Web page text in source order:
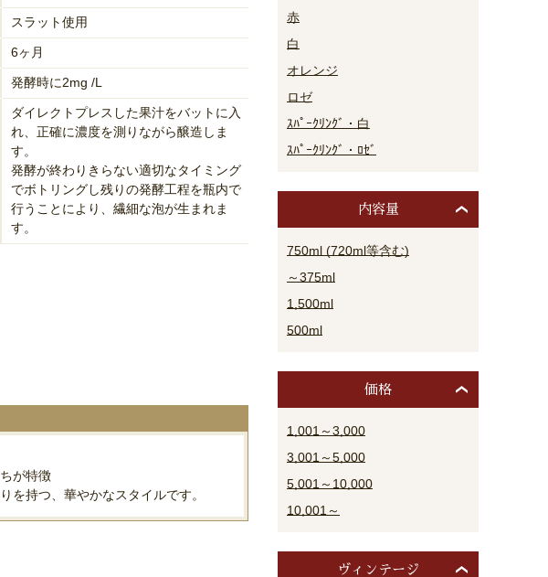
スラット使用
6ヶ月
発酵時に2mg /L
ダイレクトプレスした果汁をバットに入
れ、正確に濃度を測りながら醸造しま
す。
発酵が終わりきらない適切なタイミング
でボトリングし残りの発酵工程を瓶内で
行うことにより、繊細な泡が生まれま
す。
が特徴
を持つ、華やかなスタイルです。
赤
白
オレンジ
ロゼ
ｽﾊﾟｰｸﾘﾝｸﾞ・白
ｽﾊﾟｰｸﾘﾝｸﾞ・ﾛｾﾞ
内容量
750ml (720ml等含む)
～375ml
1,500ml
500ml
価格
1,001～3,000
3,001～5,000
5,001～10,000
10,001～
ヴィンテージ